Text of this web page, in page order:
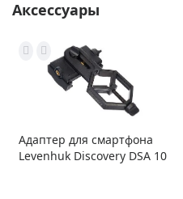
Аксессуары
Адаптер для смартфона
Levenhuk Discovery DSA 10